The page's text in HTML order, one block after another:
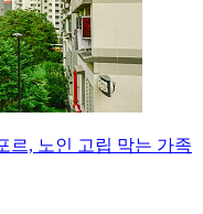
르, 노인 고립 막는 가족